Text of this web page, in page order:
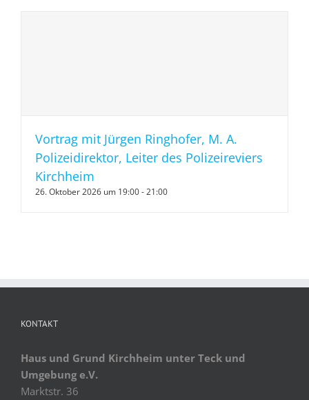
Vortrag mit Jürgen Ringhofer, M. A.
Polizeidirektor, Leiter des Polizeireviers
Kirchheim
26. Oktober 2026 um 19:00-21:00
KONTAKT
Haus und Grund Kirchheim unter Teck und
Umgebung e.V.
Marktstr. 36